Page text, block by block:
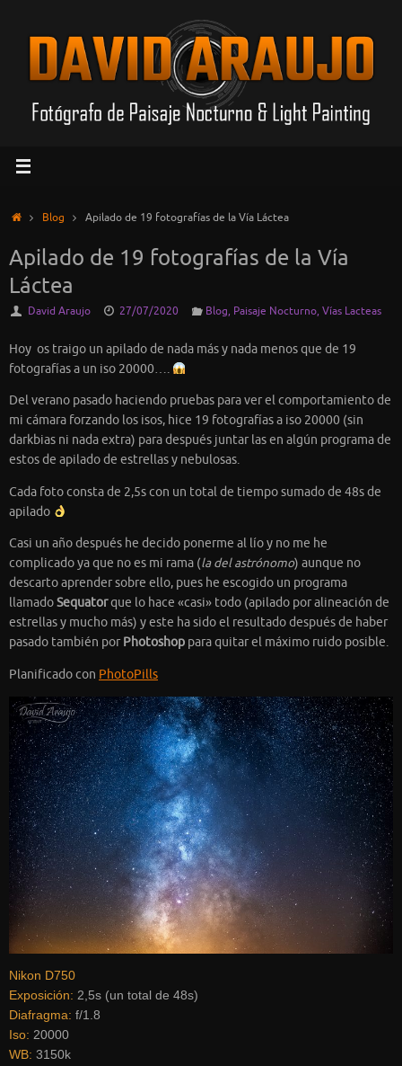
contenido
InicioBlog Apilado de 19 fotografías de la Vía Láctea
Apilado de 19 fotografías de la Vía
Láctea
David Araujo 27/07/2020 Blog, Paisaje Nocturno, Vías Lacteas
Hoy os traigo un apilado de nada más y nada menos que de 19
fotografías a un iso 20000….
Del verano pasado haciendo pruebas para ver el comportamiento de
mi cámara forzando los isos, hice 19 fotografías a iso 20000 (sin
darkbias ni nada extra) para después juntar las en algún programa de
estos de apilado de estrellas y nebulosas.
Cada foto consta de 2,5s con un total de tiempo sumado de 48s de
apilado
Casi un año después he decido ponerme al lío y no me he
complicado ya que no es mi rama (la del astrónomo) aunque no
descarto aprender sobre ello, pues he escogido un programa
llamadoSequatorque lo hace «casi» todo (apilado por alineación de
estrellas y mucho más) y este ha sido el resultado después de haber
pasado también por Photoshop para quitar el máximo ruido posible.
Planificado con PhotoPills
Nikon D750
Exposición: 2,5s (un total de 48s)
Diafragma: f/1.8
Iso: 20000
WB: 3150k